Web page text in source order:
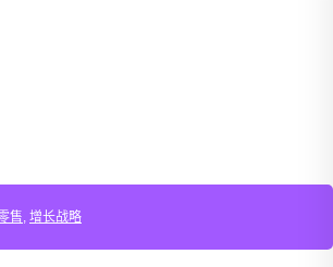
售, 增长战略